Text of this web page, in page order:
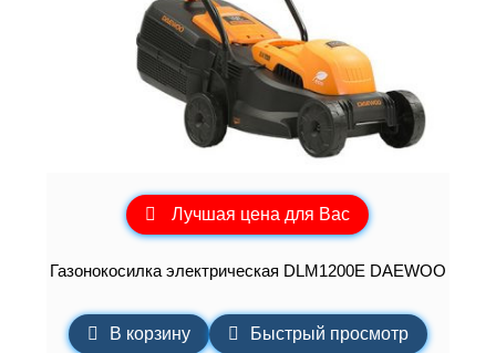
Лучшая цена для Вас
Газонокосилка электрическая DLM1200E DAEWOO
В корзину Быстрый просмотр